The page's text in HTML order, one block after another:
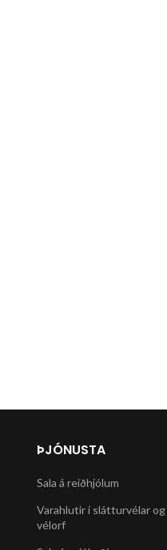
ÞJÓNUSTA
Sala á reiðhjólum
Varahlutir í slátturvélar og
vélorf